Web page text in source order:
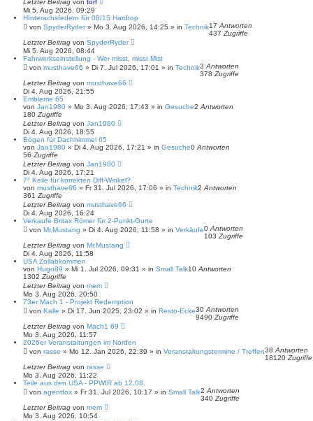
Mi 5. Aug 2026, 09:29
HInterachsfedern für 08/15 Hardtop
von SpyderRyder» Mo 3. Aug 2026, 14:25 » in Technik17 Antworten
437 Zugriffe
Letzter Beitrag von SpyderRyder
Mi 5. Aug 2026, 08:44
Fahrwerkseinstellung - Wer misst, misst Mist
von musthave66 » Di 7. Jul 2026, 17:01 » in Technik3 Antworten
378 Zugriffe
Letzter Beitrag von musthave66
Di 4. Aug 2026, 21:55
Embleme 65
von Jan1980 » Mo 3. Aug 2026, 17:43 » in Gesuche2 Antworten
180 Zugriffe
Letzter Beitrag von Jan1980
Di 4. Aug 2026, 18:55
Bögen für Dachhimmel 65
von Jan1980 » Di 4. Aug 2026, 17:21 » in Gesuche0 Antworten
56 Zugriffe
Letzter Beitrag von Jan1980
Di 4. Aug 2026, 17:21
7° Keile für korrekten Diff-Winkel?
von musthave66 » Fr 31. Jul 2026, 17:06 » in Technik2 Antworten
361 Zugriffe
Letzter Beitrag von musthave66
Di 4. Aug 2026, 16:24
Verkaufe Britax Römer für 2-Punkt-Gurte
von Mr.Mustang » Di 4. Aug 2026, 11:58 » in Verkäufe0 Antworten
103 Zugriffe
Letzter Beitrag von Mr.Mustang
Di 4. Aug 2026, 11:58
USA Zollabkommen
von Hugo89 » Mi 1. Jul 2026, 09:31 » in Small Talk10 Antworten
1302 Zugriffe
Letzter Beitrag von mem
Mo 3. Aug 2026, 20:50
73er Mach 1 - Projekt Redemption
von Kalle » Di 17. Jun 2025, 23:02 » in Resto-Ecke30 Antworten
9490 Zugriffe
Letzter Beitrag von Mach1 69
Mo 3. Aug 2026, 11:57
2026er Veranstaltungen im Norden
von rasse » Mo 12. Jan 2026, 22:39 » in Veranstaltungstermine / Treffen38 Antworten
18120 Zugriffe
Letzter Beitrag von rasse
Mo 3. Aug 2026, 11:22
Teile aus den USA - PPWIR ab 12.08.
von agentfox » Fr 31. Jul 2026, 10:17 » in Small Talk2 Antworten
340 Zugriffe
Letzter Beitrag von mem
Mo 3. Aug 2026, 10:54